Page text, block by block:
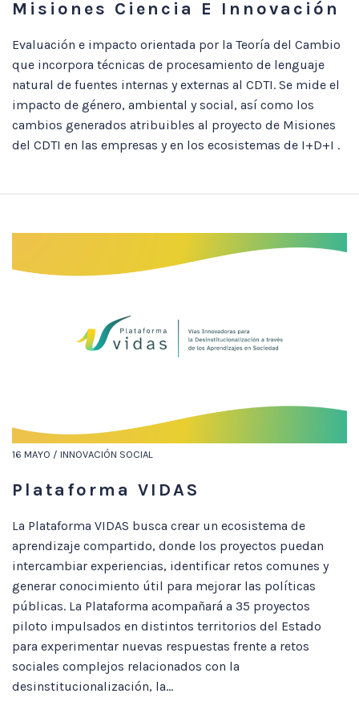
Misiones Ciencia E Innovación
Evaluación e impacto orientada por la Teoría del Cambio
que incorpora técnicas de procesamiento de lenguaje
natural de fuentes internas y externas al CDTI. Se mide el
impacto de género, ambiental y social, así como los
cambios generados atribuibles al proyecto de Misiones
del CDTI en las empresas y en los ecosistemas de I+D+I .
16 MAYO / INNOVACIÓN SOCIAL
Plataforma VIDAS
La Plataforma VIDAS busca crear un ecosistema de
aprendizaje compartido, donde los proyectos puedan
intercambiar experiencias, identificar retos comunes y
generar conocimiento útil para mejorar las políticas
públicas. La Plataforma acompañará a 35 proyectos
piloto impulsados en distintos territorios del Estado
para experimentar nuevas respuestas frente a retos
sociales complejos relacionados con la
desinstitucionalización, la...